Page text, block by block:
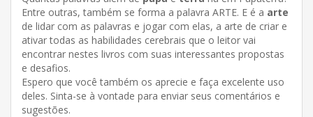
Entre outras, também se forma a palavra ARTE. E é a arte
de lidar com as palavras e jogar com elas, a arte de criar e
ativar todas as habilidades cerebrais que o leitor vai
encontrar nestes livros com suas interessantes propostas
e desafios.
Espero que você também os aprecie e faça excelente uso
deles. Sinta-se à vontade para enviar seus comentários e
sugestões.